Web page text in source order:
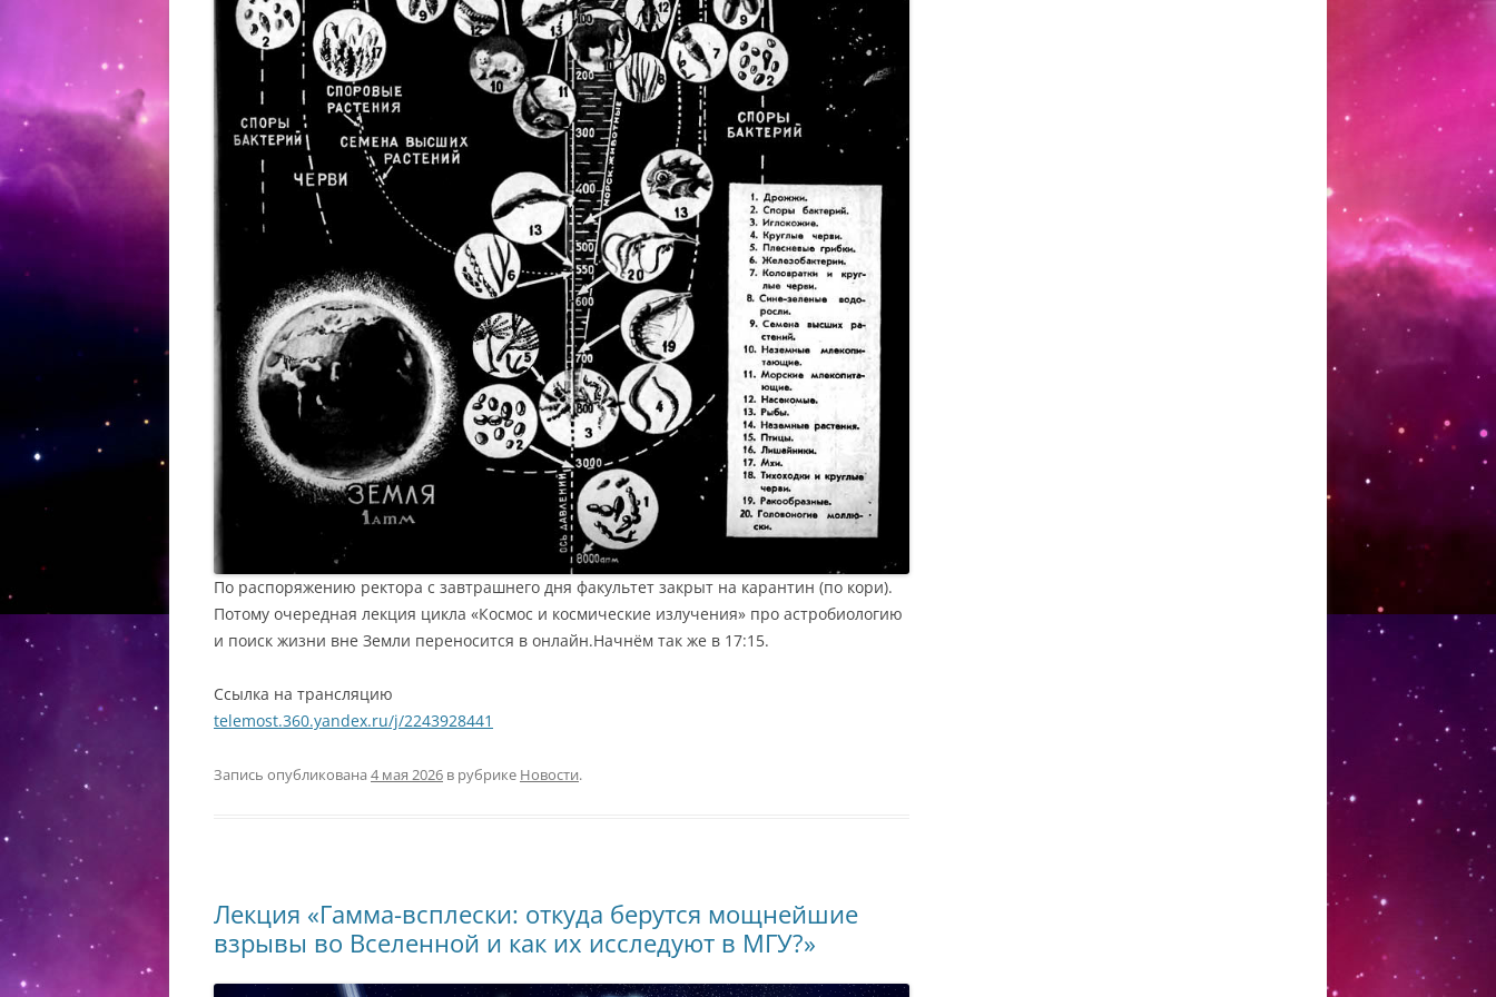
По распоряжению ректора с завтрашнего дня факультет закрыт на карантин (по кори).
Потому очередная лекция цикла «Космос и космические излучения» про астробиологию
и поиск жизни вне Земли переносится в онлайн.Начнём так же в 17:15.
Ссылка на трансляцию
telemost.360.yandex.ru/j/2243928441
Запись опубликована 4 мая 2026 в рубрике Новости.
Лекция «Гамма-всплески: откуда берутся мощнейшие
взрывы во Вселенной и как их исследуют в МГУ?»